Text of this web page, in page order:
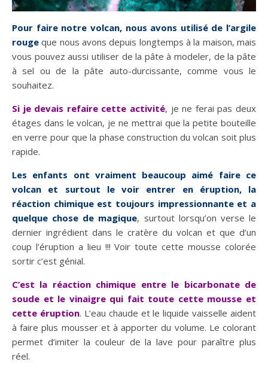
Pour faire notre volcan, nous avons utilisé de l’argile
rouge que nous avons depuis longtemps à la maison, mais
vous pouvez aussi utiliser de la pâte à modeler, de la pâte
à sel ou de la pâte auto-durcissante, comme vous le
souhaitez.
Si je devais refaire cette activité, je ne ferai pas deux
étages dans le volcan, je ne mettrai que la petite bouteille
en verre pour que la phase construction du volcan soit plus
rapide.
Les enfants ont vraiment beaucoup aimé faire ce
volcan et surtout le voir entrer en éruption, la
réaction chimique est toujours impressionnante et a
quelque chose de magique, surtout lorsqu’on verse le
dernier ingrédient dans le cratère du volcan et que d’un
coup l’éruption a lieu !!! Voir toute cette mousse colorée
sortir c’est génial.
C’est la réaction chimique entre le bicarbonate de
soude et le vinaigre qui fait toute cette mousse et
cette éruption. L’eau chaude et le liquide vaisselle aident
à faire plus mousser et à apporter du volume. Le colorant
permet d’imiter la couleur de la lave pour paraître plus
réel.